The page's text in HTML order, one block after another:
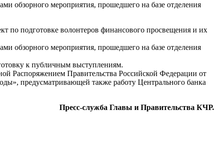
обзорного мероприятия, прошедшего на базе отделения
по подготовке волонтеров финансового просвещения и их
обзорного мероприятия, прошедшего на базе отделения
к публичным выступлениям.
Распоряжением Правительства Российской Федерации от
предусматривающей также работу Центрального банка
Пресс-служба Главы и Правительства КЧР.